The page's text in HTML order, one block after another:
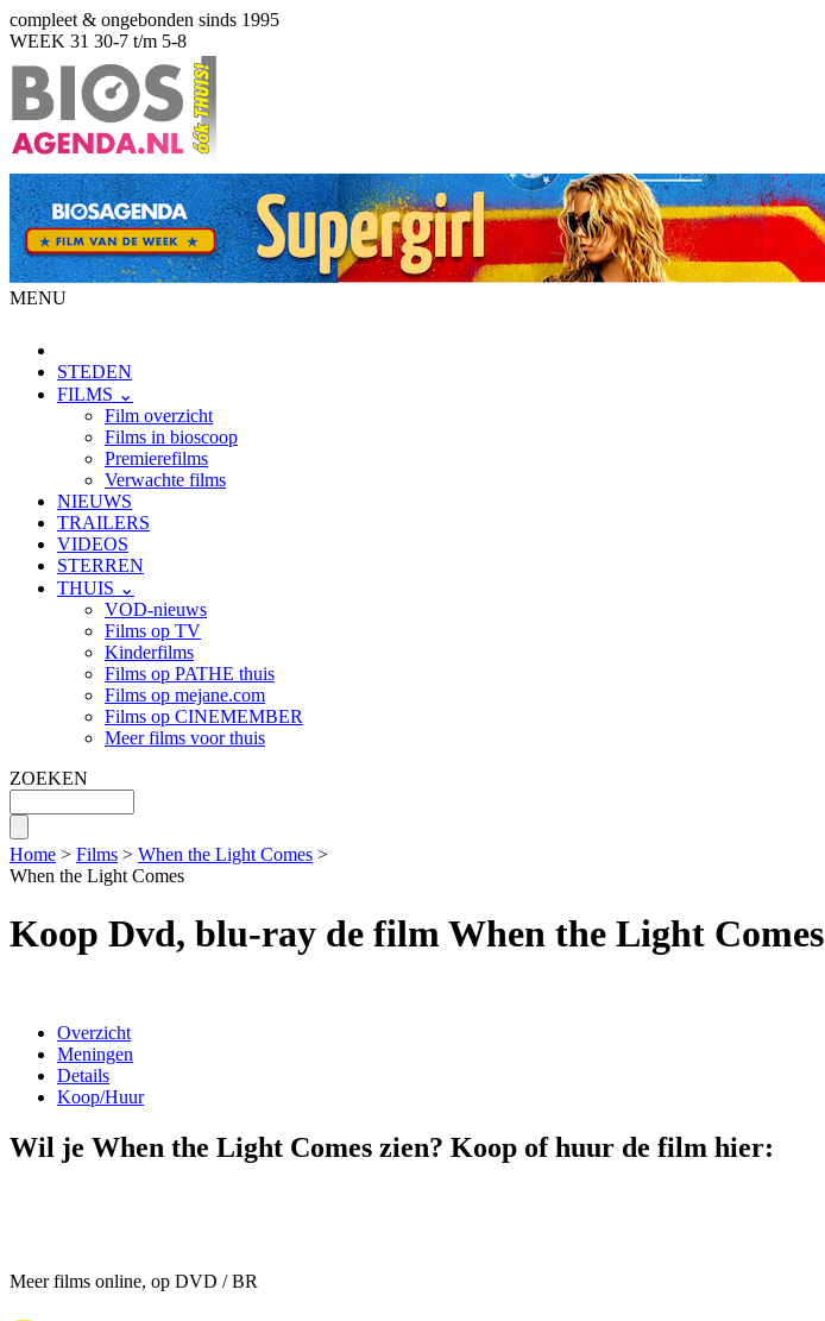
compleet & ongebonden sinds 1995
WEEK 31 30-7 t/m 5-8
MENU
STEDEN
FILMS ⌄
Film overzicht
Films in bioscoop
Premierefilms
Verwachte films
NIEUWS
TRAILERS
VIDEOS
STERREN
THUIS ⌄
VOD-nieuws
Films op TV
Kinderfilms
Films op PATHE thuis
Films op mejane.com
Films op CINEMEMBER
Meer films voor thuis
ZOEKEN
Home > Films > When the Light Comes >
When the Light Comes
Koop Dvd, blu-ray de film When the Light Comes
Overzicht
Meningen
Details
Koop/Huur
Wil je When the Light Comes zien? Koop of huur de film hier:
Meer films online, op DVD / BR